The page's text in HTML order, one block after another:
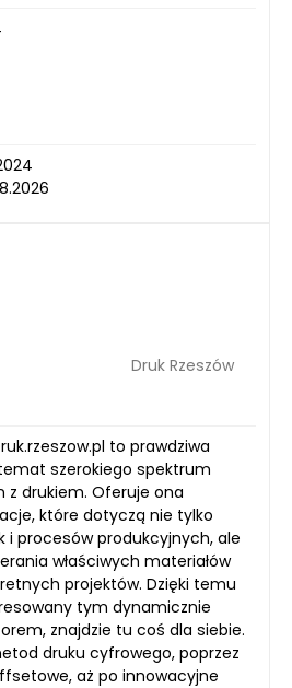
Druk Rzeszów
to prawdziwa
szerokiego spektrum
z drukiem. Oferuje ona
które dotyczą nie tylko
i procesów produkcyjnych, ale
właściwych materiałów
projektów. Dzięki temu
tym dynamicznie
znajdzie tu coś dla siebie.
druku cyfrowego, poprzez
aż po innowacyjne